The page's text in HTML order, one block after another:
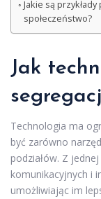
Jakie są
społeczeństwo?
Jak
Technologia ma
być zarówno
podziałów. Z
komunikacyjnych i
umożliwiając im